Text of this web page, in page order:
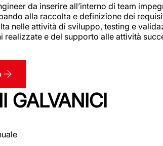
da inserire all’interno di team
alla raccolta e definizione dei
nelle attività di sviluppo, testing e
e del supporto alle attività
GALVANICI